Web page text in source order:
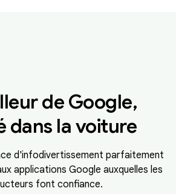
de Google,
dans la voiture
d'infodivertissement parfaitement
applications Google auxquelles les
font confiance.